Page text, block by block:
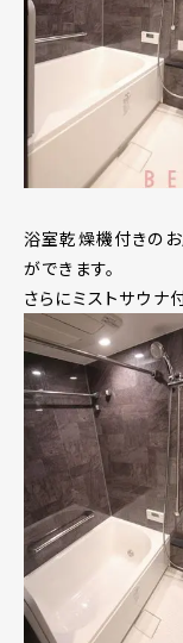
浴室乾燥機付きの
ができます。
さらにミストサウナ